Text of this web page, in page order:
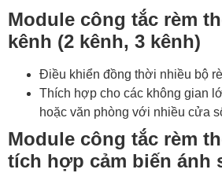
Module công tắc rèm
kênh (2 kênh, 3 kênh)
Điều khiển đồng thời nhiều bộ
Thích hợp cho các không gian
hoặc văn phòng với nhiều cửa
Module công tắc rèm
tích hợp cảm biến ánh